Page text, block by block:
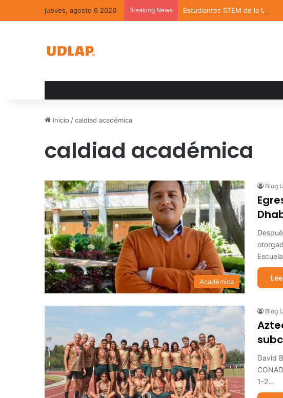
jueves, agosto 6 2026 Breaking News Estudiantes STEM de la
Inicio /caldiad académica
caldiad académica
Académica
Blog
Blog
David
1-2…